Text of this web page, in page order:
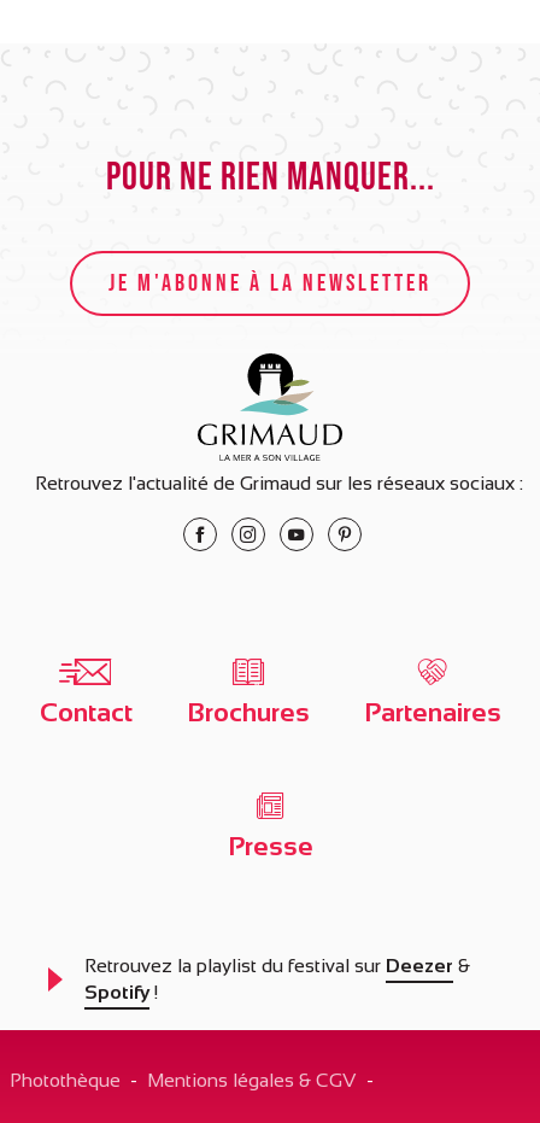
Pour ne rien manquer...
JE M'ABONNE À LA NEWSLETTER
Retrouvez l'actualité de Grimaud sur les réseaux sociaux :
Contact Brochures Partenaires
Presse
Retrouvez la playlist du festival sur Deezer &
Spotify!
Photothèque - Mentions légales & CGV -